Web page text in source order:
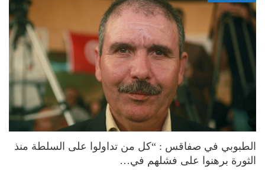
الطبوبي في صفاقس : “كل من تداولوا على السلطة منذ
الثورة برهنوا على فشلهم في…